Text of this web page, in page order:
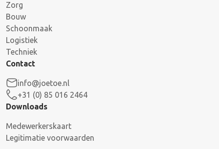
Zorg
Bouw
Schoonmaak
Logistiek
Techniek
Contact
info@joetoe.nl
+31 (0) 85 016 2464
Downloads
Medewerkerskaart
Legitimatie voorwaarden